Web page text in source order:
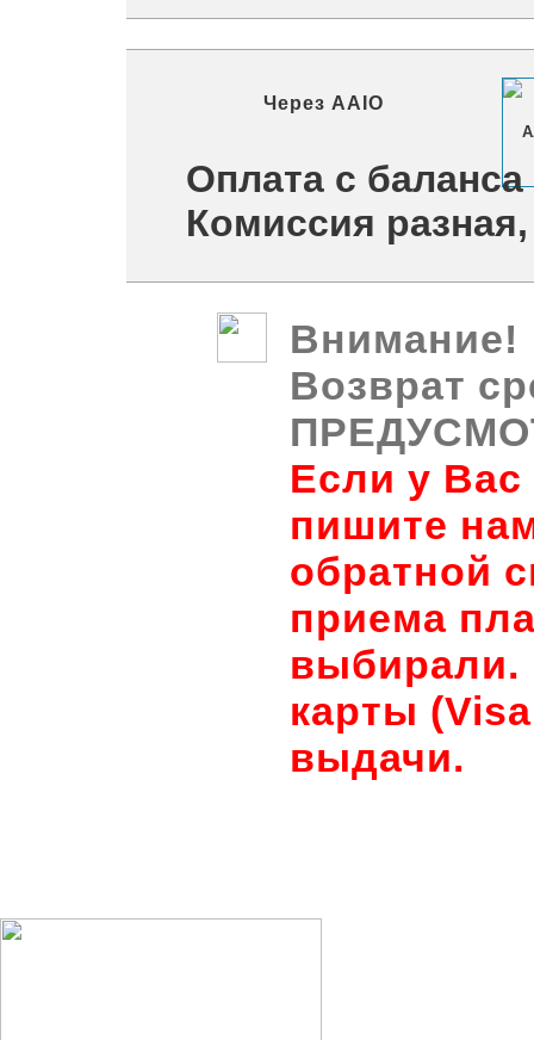
Через AAIO
Оплата с
Комиссия
Внимание!
Возврат
Если у Вас
пишите
обратной
приема
выбирали.
карты
выдачи.